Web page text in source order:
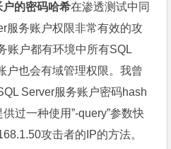
的密码哈希在渗透测试中同
服务账户权限非常有效的攻
账户都有环境中所有SQL
户也会有域管理权限。我曾
Server服务账户密码hash
过一种使用”-query”参数快
攻击者的IP的方法。